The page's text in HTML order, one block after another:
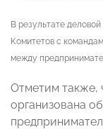
В результате
Комитетов с
между
Отметим также,
организована